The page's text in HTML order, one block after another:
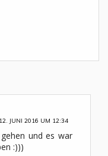
12. JUNI 2016 UM 12:34
und es war
:)))